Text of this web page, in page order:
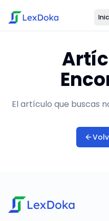
El artículo que buscas